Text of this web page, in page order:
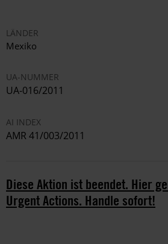
LÄNDER
Mexiko
UA-NUMMER
UA-016/2011
AI INDEX
AMR 41/003/2011
Diese Aktion ist beendet. Hier
Urgent Actions. Handle sofort!